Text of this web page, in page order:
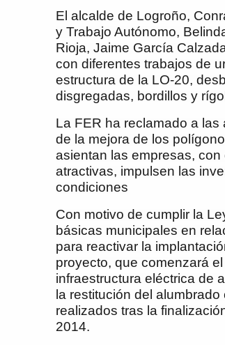
El alcalde de Logroño,
y Trabajo Autónomo,
Rioja, Jaime García
con diferentes trabajos de
estructura de la LO-20,
disgregadas, bordillos y
La FER ha reclamado a
de la mejora de los
asientan las empresas,
atractivas, impulsen las
condiciones
Con motivo de cumplir la
básicas municipales en
para reactivar la
proyecto, que comenzará
infraestructura eléctrica de
la restitución del
realizados tras la
2014.